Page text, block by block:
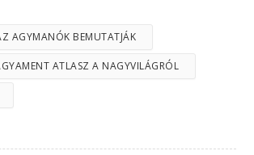
AGYMANÓK BEMUTATJÁK
ATLASZ A NAGYVILÁGRÓL